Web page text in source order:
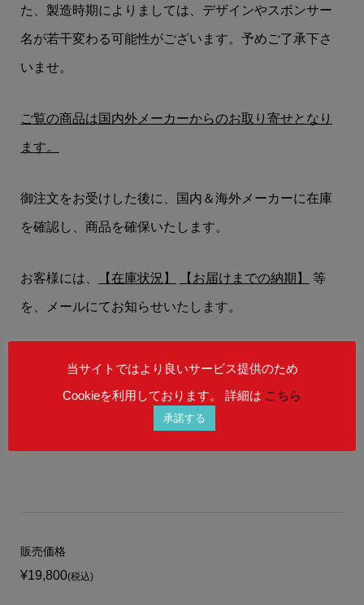
た、製造時期によりましては、デザインやスポンサー
名が若干変わる可能性がございます。予めご了承下さ
いませ。
ご覧の商品は国内外メーカーからのお取り寄せとなり
ます。
御注文をお受けした後に、国内＆海外メーカーに在庫
を確認し、商品を確保いたします。
お客様には、 【在庫状況】 【お届けまでの納期】 等
を、メールにてお知らせいたします。
ご用意することができない場合もございます。
予めご理解を賜りますよう、何卒お願い申し上げま
販売価格
¥19,800(税込)
当サイトではより良いサービス提供のため
Cookieを利用しております。 詳細は こちら
承諾する